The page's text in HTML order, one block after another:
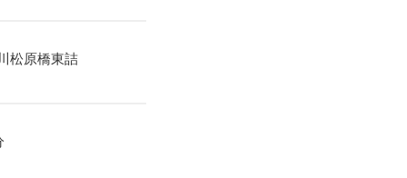
松原橋東詰